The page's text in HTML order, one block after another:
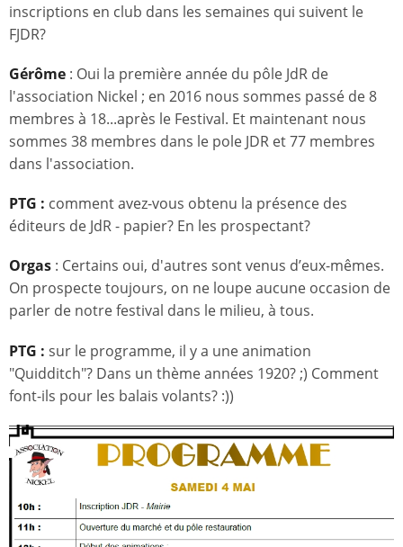
inscriptions en club dans les semaines qui suivent le
FJDR?
Gérôme : Oui la première année du pôle JdR de
l'association Nickel ; en 2016 nous sommes passé de 8
membres à 18...après le Festival. Et maintenant nous
sommes 38 membres dans le pole JDR et 77 membres
dans l'association.
PTG : comment avez-vous obtenu la présence des
éditeurs de JdR - papier? En les prospectant?
Orgas : Certains oui, d'autres sont venus d’eux-mêmes.
On prospecte toujours, on ne loupe aucune occasion de
parler de notre festival dans le milieu, à tous.
PTG : sur le programme, il y a une animation
"Quidditch"? Dans un thème années 1920? ;) Comment
font-ils pour les balais volants? :))